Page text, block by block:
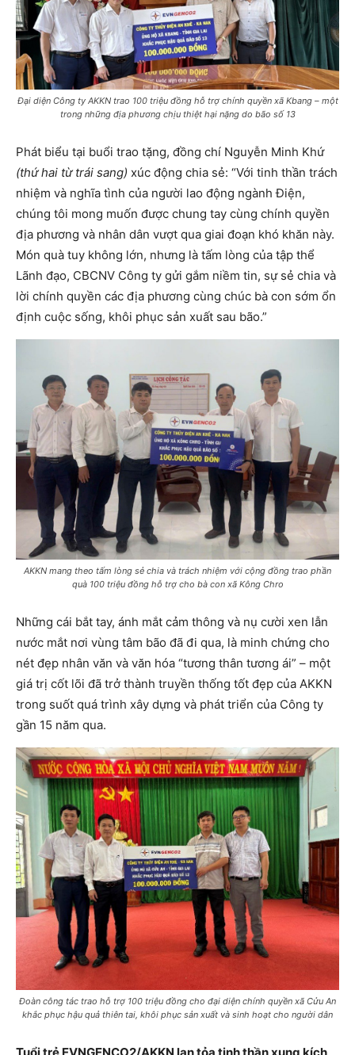
Đại diện Công ty AKKN trao 100 triệu đồng hỗ trợ chính quyền xã Kbang – một
trong những địa phương chịu thiệt hại nặng do bão số 13
Phát biểu tại buổi trao tặng, đồng chí Nguyễn Minh Khứ
(thứ hai từ trái sang) xúc động chia sẻ: “Với tinh thần trách
nhiệm và nghĩa tình của người lao động ngành Điện,
chúng tôi mong muốn được chung tay cùng chính quyền
địa phương và nhân dân vượt qua giai đoạn khó khăn này.
Món quà tuy không lớn, nhưng là tấm lòng của tập thể
Lãnh đạo, CBCNV Công ty gửi gắm niềm tin, sự sẻ chia và
lời chính quyền các địa phương cùng chúc bà con sớm ổn
định cuộc sống, khôi phục sản xuất sau bão.”
AKKN mang theo tấm lòng sẻ chia và trách nhiệm với cộng đồng trao phần
quà 100 triệu đồng hỗ trợ cho bà con xã Kông Chro
Những cái bắt tay, ánh mắt cảm thông và nụ cười xen lẫn
nước mắt nơi vùng tâm bão đã đi qua, là minh chứng cho
nét đẹp nhân văn và văn hóa “tương thân tương ái” – một
giá trị cốt lõi đã trở thành truyền thống tốt đẹp của AKKN
trong suốt quá trình xây dựng và phát triển của Công ty
gần 15 năm qua.
Đoàn công tác trao hỗ trợ 100 triệu đồng cho đại diện chính quyền xã Cửu An
khắc phục hậu quả thiên tai, khôi phục sản xuất và sinh hoạt cho người dân